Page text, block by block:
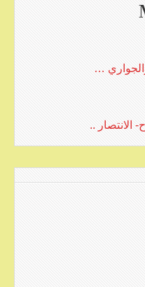
…
الانتصار ..